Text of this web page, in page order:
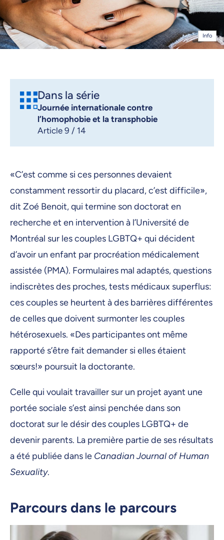
Info
Dans la série
Journée internationale contre
l’homophobie et la transphobie
Article 9 / 14
«C’est comme si ces personnes devaient
constamment ressortir du placard, c’est difficile»,
dit Zoé Benoit, qui termine son doctorat en
recherche et en intervention à l’Université de
Montréal sur les couples LGBTQ+ qui décident
d’avoir un enfant par procréation médicalement
assistée (PMA). Formulaires mal adaptés, questions
indiscrètes des proches, tests médicaux superflus:
ces couples se heurtent à des barrières différentes
de celles que doivent surmonter les couples
hétérosexuels. «Des participantes ont même
rapporté s’être fait demander si elles étaient
sœurs!» poursuit la doctorante.
Celle qui voulait travailler sur un projet ayant une
portée sociale s’est ainsi penchée dans son
doctorat sur le désir des couples LGBTQ+ de
devenir parents. La première partie de ses résultats
a été publiée dans le Canadian Journal of Human
Sexuality.
Parcours dans le parcours